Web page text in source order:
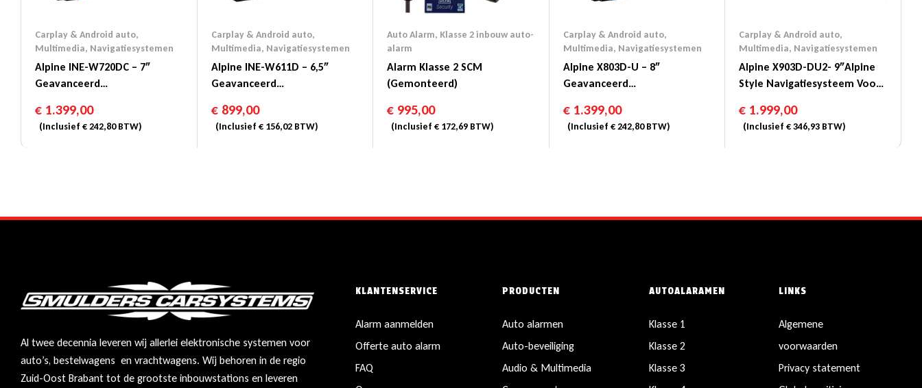
Carplay & Android auto,
Multimedia, Navigatiesystemen
Alpine INE-W720DC – 7″
Geavanceerd
Database Voor Vrachtwagens
€ 1.399,00
(Inclusief €242,80BTW)
Carplay & Android auto,
Multimedia, Navigatiesystemen
Alpine INE-W611D – 6,5″
Geavanceerd
€899,00
(Inclusief €156,02BTW)
Auto Alarm, Klasse 2 inbouw auto-
alarm
Alarm Klasse 2 SCM
(gemonteerd)
€ 995,00
(Inclusief€ 172,69 BTW)
Carplay & Android auto,
Multimedia, Navigatiesystemen
Alpine X803D-U – 8″
Geavanceerd
€1.399,00
(Inclusief €242,80BTW)
Carplay & Android auto,
Multimedia, Navigatiesystemen
Alpine X903D-DU2- 9″Alpine
Style Navigatiesysteem Voor
€ 1.999,00
(Inclusief€346,93 BTW)
Al twee decennia leveren wij allerlei elektronische systemen voor
auto’s, bestelwagens en vrachtwagens. Wij behoren in de regio
Zuid-Oost Brabant tot de grootste inbouwstations en leveren
KLANTENSERVICE
Alarm aanmelden
Offerte auto alarm
FAQ
PRODUCTEN
Auto alarmen
Auto-beveiliging
Audio & Multimedia
AUTOALARAMEN
Klasse 1
Klasse 2
Klasse 3
LINKS
Algemene
voorwaarden
Privacy statement